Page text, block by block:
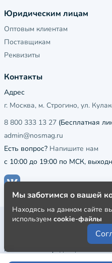
Юридическим лицам
Оптовым клиентам
Поставщикам
Реквизиты
Контакты
Адрес
г. Москва, м. Строгино, ул.
8 800 333 13 27 (Бесплатная
admin@nosmag.ru
Есть вопрос? Напишите нам
с 10:00 до 19:00 по МСК,
Публичная оферта
Пользовательское соглашение
Политика конфиденциальности
Мы заботимся о вашей
Находясь на данном сайте
используем cookie-файлы